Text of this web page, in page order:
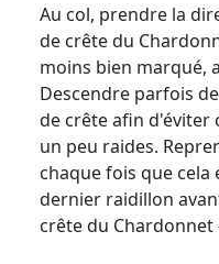
Au col, prendre la
de crête du
moins bien marqué,
Descendre parfois
de crête afin d'éviter
un peu raides.
chaque fois que cela
dernier raidillon
crête du Chardonnet